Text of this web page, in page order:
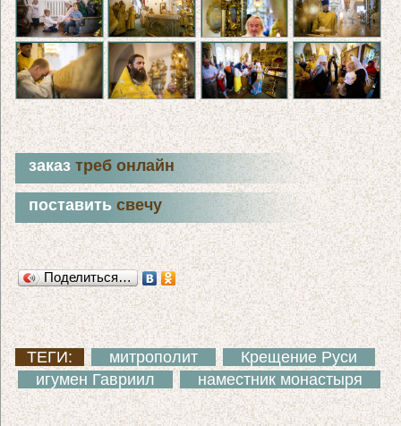
заказтреб онлайн
поставитьсвечу
Поделиться…
ТЕГИ: митрополит
Крещение Руси
игумен Гавриил
наместник монастыря